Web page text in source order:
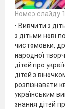
Номер слайду
• Вивчити з
з дітьми нові
чистомовки,
народної
дітей про
дітей з
розпізнавати
українським
знання дітей